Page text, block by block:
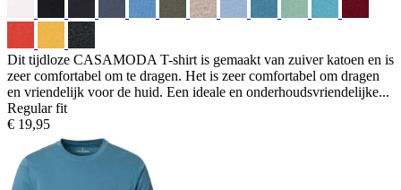
Dit tijdloze CASAMODA T-shirt is gemaakt van zuiver katoen en is
zeer comfortabel om te dragen. Het is zeer comfortabel om dragen
en vriendelijk voor de huid. Een ideale en onderhoudsvriendelijke...
Regular fit
€ 19,95